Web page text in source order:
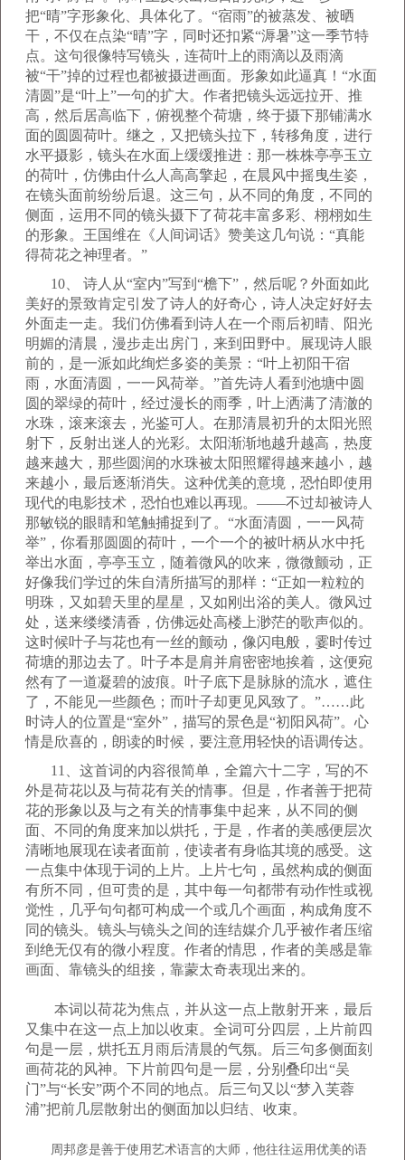
把“晴”字形象化、具体化了。“宿雨”的被蒸发、被晒
干，不仅在点染“晴”字，同时还扣紧“溽暑”这一季节特
点。这句很像特写镜头，连荷叶上的雨滴以及雨滴
被“干”掉的过程也都被摄进画面。形象如此逼真！“水面
清圆”是“叶上”一句的扩大。作者把镜头远远拉开、推
高，然后居高临下，俯视整个荷塘，终于摄下那铺满水
面的圆圆荷叶。继之，又把镜头拉下，转移角度，进行
水平摄影，镜头在水面上缓缓推进：那一株株亭亭玉立
的荷叶，仿佛由什么人高高擎起，在晨风中摇曳生姿，
在镜头面前纷纷后退。这三句，从不同的角度，不同的
侧面，运用不同的镜头摄下了荷花丰富多彩、栩栩如生
的形象。王国维在《人间词话》赞美这几句说：“真能
得荷花之神理者。”
10、 诗人从“室内”写到“檐下”，然后呢？外面如此
美好的景致肯定引发了诗人的好奇心，诗人决定好好去
外面走一走。我们仿佛看到诗人在一个雨后初晴、阳光
明媚的清晨，漫步走出房门，来到田野中。展现诗人眼
前的，是一派如此绚烂多姿的美景：“叶上初阳干宿
雨，水面清圆，一一风荷举。”首先诗人看到池塘中圆
圆的翠绿的荷叶，经过漫长的雨季，叶上洒满了清澈的
水珠，滚来滚去，光鉴可人。在那清晨初升的太阳光照
射下，反射出迷人的光彩。太阳渐渐地越升越高，热度
越来越大，那些圆润的水珠被太阳照耀得越来越小，越
来越小，最后逐渐消失。这种优美的意境，恐怕即使用
现代的电影技术，恐怕也难以再现。——不过却被诗人
那敏锐的眼睛和笔触捕捉到了。“水面清圆，一一风荷
举”，你看那圆圆的荷叶，一个一个的被叶柄从水中托
举出水面，亭亭玉立，随着微风的吹来，微微颤动，正
好像我们学过的朱自清所描写的那样：“正如一粒粒的
明珠，又如碧天里的星星，又如刚出浴的美人。微风过
处，送来缕缕清香，仿佛远处高楼上渺茫的歌声似的。
这时候叶子与花也有一丝的颤动，像闪电般，霎时传过
荷塘的那边去了。叶子本是肩并肩密密地挨着，这便宛
然有了一道凝碧的波痕。叶子底下是脉脉的流水，遮住
了，不能见一些颜色；而叶子却更见风致了。”……此
时诗人的位置是“室外”，描写的景色是“初阳风荷”。心
情是欣喜的，朗读的时候，要注意用轻快的语调传达。
11、这首词的内容很简单，全篇六十二字，写的不
外是荷花以及与荷花有关的情事。但是，作者善于把荷
花的形象以及与之有关的情事集中起来，从不同的侧
面、不同的角度来加以烘托，于是，作者的美感便层次
清晰地展现在读者面前，使读者有身临其境的感受。这
一点集中体现于词的上片。
上片七句，虽然构成的侧面
有所不同，但可贵的是，其中每一句都带有动作性或视
觉性，几乎句句都可构成一个或几个画面，构成角度不
同的镜头。镜头与镜头之间的连结媒介几乎被作者压缩
到绝无仅有的微小程度。作者的情思，作者的美感是靠
画面、靠镜头的组接，靠蒙太奇表现出来的。
本词以荷花为焦点，并从这一点上散射开来，最后
又集中在这一点上加以收束。全词可分四层，上片前四
句是一层，烘托五月雨后清晨的气氛。后三句多侧面刻
画荷花的风神。下片前四句是一层，分别叠印出“吴
门”与“长安”两个不同的地点。后三句又以“梦入芙蓉
浦”把前几层散射出的侧面加以归结、收束。
周邦彦是善于使用艺术语言的大师，他往往运用优美的语